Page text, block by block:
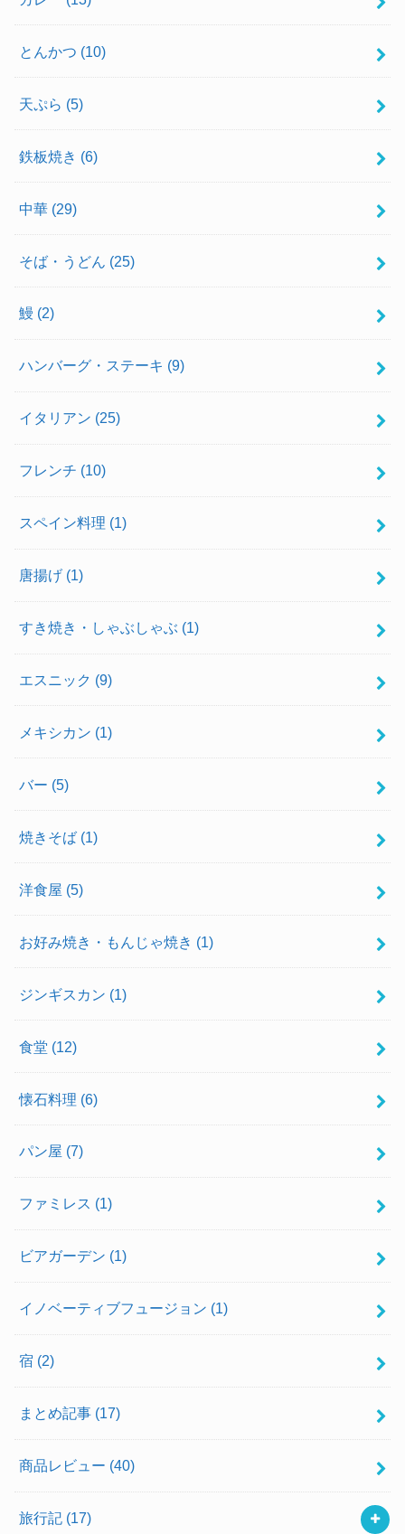
とんかつ (10)
天ぷら (5)
鉄板焼き (6)
中華 (29)
そば・うどん (25)
鰻 (2)
ハンバーグ・ステーキ (9)
イタリアン (25)
フレンチ (10)
スペイン料理 (1)
唐揚げ (1)
すき焼き・しゃぶしゃぶ (1)
エスニック (9)
メキシカン (1)
バー (5)
焼きそば (1)
洋食屋 (5)
お好み焼き・もんじゃ焼き (1)
ジンギスカン (1)
食堂 (12)
懐石料理 (6)
パン屋 (7)
ファミレス (1)
ビアガーデン (1)
イノベーティブフュージョン (1)
宿 (2)
まとめ記事 (17)
商品レビュー (40)
旅行記 (17)